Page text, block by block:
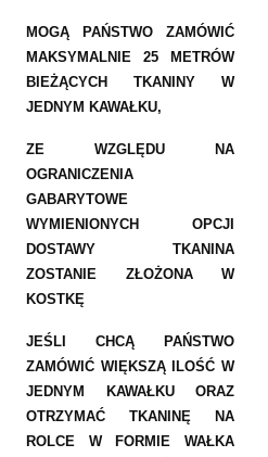
MOGĄ PAŃSTWO ZAMÓWIĆ
MAKSYMALNIE 25 METRÓW
BIEŻĄCYCH TKANINY W
JEDNYM KAWAŁKU,
ZE WZGLĘDU NA
OGRANICZENIA
GABARYTOWE
WYMIENIONYCH OPCJI
DOSTAWY TKANINA
ZOSTANIE ZŁOŻONA W
KOSTKĘ
JEŚLI CHCĄ PAŃSTWO
ZAMÓWIĆ WIĘKSZĄ ILOŚĆ W
JEDNYM KAWAŁKU ORAZ
OTRZYMAĆ TKANINĘ NA
ROLCE W FORMIE WAŁKA